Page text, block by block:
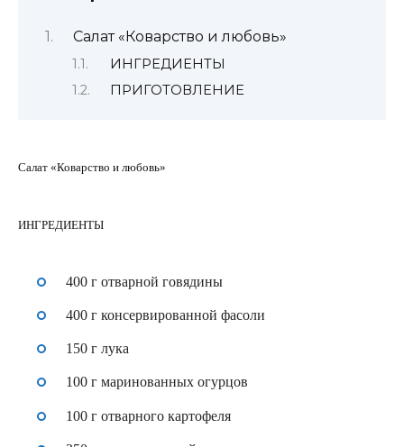
Салат «Коварство и любовь»
ИНГРЕДИЕНТЫ
ПРИГОТОВЛЕНИЕ
Салат «Коварство и любовь»
ИНГРЕДИЕНТЫ
400 г отварной говядины
400 г консервированной фасоли
150 г лука
100 г маринованных огурцов
100 г отварного картофеля